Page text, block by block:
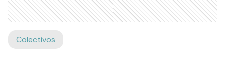
Colectivos